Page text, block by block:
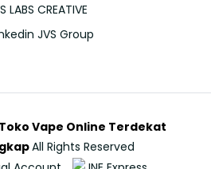
LABS CREATIVE
JVS Group
Toko Vape Online Terdekat
All Rights Reserved